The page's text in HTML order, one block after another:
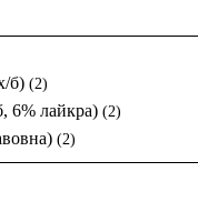
б) (2)
6% лайкра) (2)
(2)